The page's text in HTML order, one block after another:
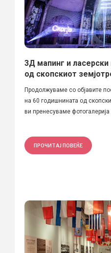
3Д мапинг и
од скопскиот
Продолжуваме со објавите
на 60 годишнината од
ви пренесуваме
ПРОЧИТАЈ ПОВЕЌЕ